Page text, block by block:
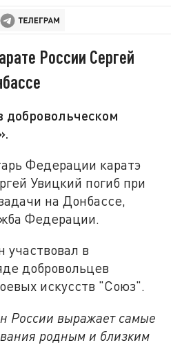
России Сергей
добровольческом
Федерации каратэ
Увицкий погиб при
на Донбассе,
Федерации.
участвовал в
добровольцев
искусств "Союз".
России выражает самые
родным и близким